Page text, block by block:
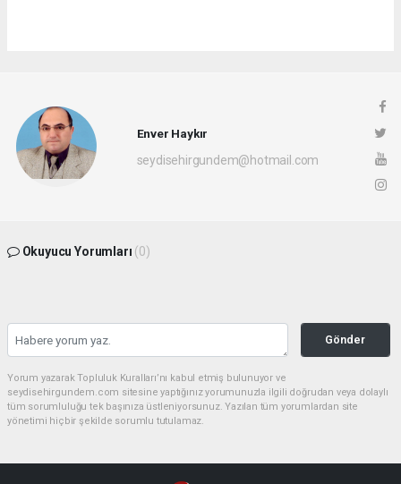
Enver Haykır
seydisehirgundem@hotmail.com
Okuyucu Yorumları (0)
Gönder
Yorum yazarak Topluluk Kuralları’nı kabul etmiş bulunuyor ve
seydisehirgundem.com sitesine yaptığınız yorumunuzla ilgili doğrudan veya dolaylı
tüm sorumluluğu tek başınıza üstleniyorsunuz. Yazılan tüm yorumlardan site
yönetimi hiçbir şekilde sorumlu tutulamaz.